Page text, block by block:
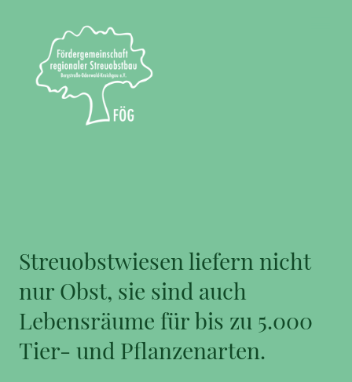
Streuobstwiesen liefern nicht
nur Obst, sie sind auch
Lebensräume für bis zu 5.000
Tier- und Pflanzenarten.